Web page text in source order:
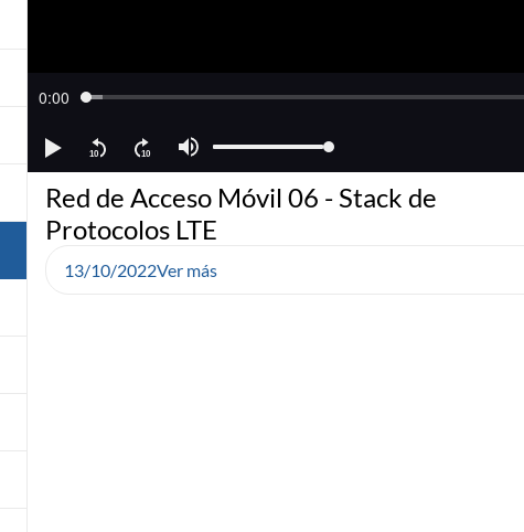
Red de Acceso Móvil 06 - Stack de
Protocolos LTE
13/10/2022Ver más